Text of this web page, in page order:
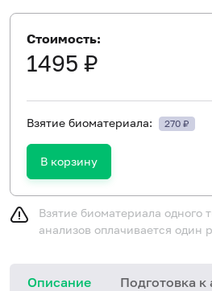
Стоимость:
1495 ₽
Взятие биоматериала: 270 ₽
В корзину
Взятие биоматериала одного
анализов оплачивается один
Описание Подготовка к